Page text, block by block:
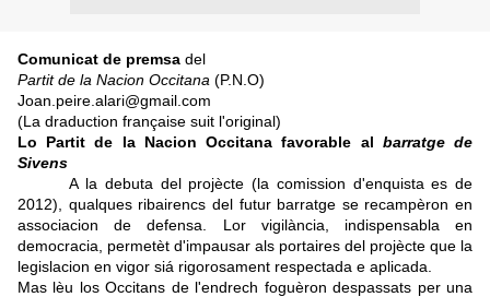
Comunicat de premsa del
Partit de la Nacion Occitana (P.N.O)
Joan.peire.alari@gmail.com
(La draduction française suit l'original)
Lo Partit de la Nacion Occitana favorable al barratge de
Sivens
A la debuta del projècte (la comission d'enquista es de
2012), qualques ribairencs del futur barratge se recampèron en
associacion de defensa. Lor vigilància, indispensabla en
democracia, permetèt d'impausar als portaires del projècte que la
legislacion en vigor siá rigorosament respectada e aplicada.
Mas lèu los Occitans de l'endrech foguèron despassats per una